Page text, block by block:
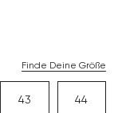
Finde Deine Größe
43 44